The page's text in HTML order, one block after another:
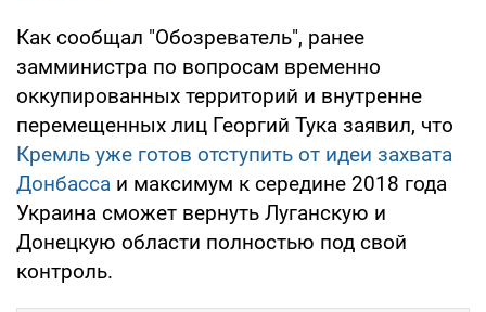
Как сообщал "Обозреватель", ранее
замминистра по вопросам временно
оккупированных территорий и внутренне
перемещенных лиц Георгий Тука заявил, что
Кремль уже готов отступить от идеи захвата
Донбасса и максимум к середине 2018 года
Украина сможет вернуть Луганскую и
Донецкую области полностью под свой
контроль.